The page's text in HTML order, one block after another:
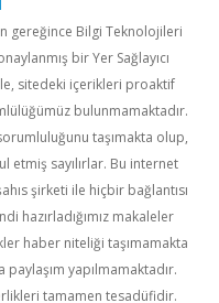
gereğince Bilgi Teknolojileri
bir Yer Sağlayıcı
sitedeki içerikleri proaktif
bulunmamaktadır.
taşımakta olup,
etmiş sayılırlar. Bu internet
şirketi ile hiçbir bağlantısı
hazırladığımız makaleler
haber niteliği taşımamakta
yapılmamaktadır.
tamamen tesadüfidir.